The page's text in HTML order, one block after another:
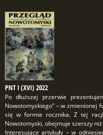
PNT I (XVI) 2022
Po dłuższej przerwie
Nowotomyskiego” – w zmienionej
się w formie rocznika. Z tej
Nowotomyski, obejmuje szerszy
Interesujące artykuły – w